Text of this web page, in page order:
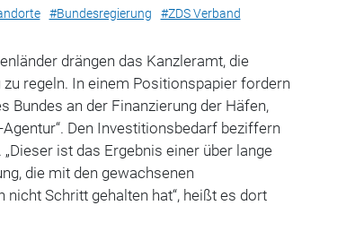
#Bundesregierung #ZDS Verband
drängen das Kanzleramt, die
regeln. In einem Positionspapier fordern
Bundes an der Finanzierung der Häfen,
Den Investitionsbedarf beziffern
ist das Ergebnis einer über lange
die mit den gewachsenen
nicht Schritt gehalten hat“, heißt es dort